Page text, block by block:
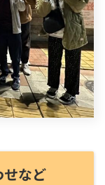
など